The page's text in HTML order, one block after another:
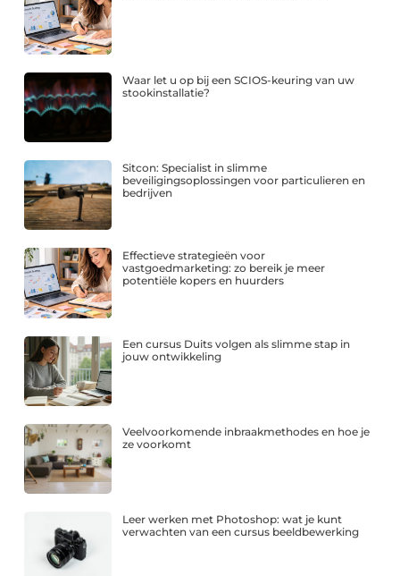
Waar let u op bij een SCIOS-keuring van uw
stookinstallatie?
Sitcon: Specialist in slimme
beveiligingsoplossingen voor particulieren en
bedrijven
Effectieve strategieën voor
vastgoedmarketing: zo bereik je meer
potentiële kopers en huurders
Een cursus Duits volgen als slimme stap in
jouw ontwikkeling
Veelvoorkomende inbraakmethodes en hoe je
ze voorkomt
Leer werken met Photoshop: wat je kunt
verwachten van een cursus beeldbewerking